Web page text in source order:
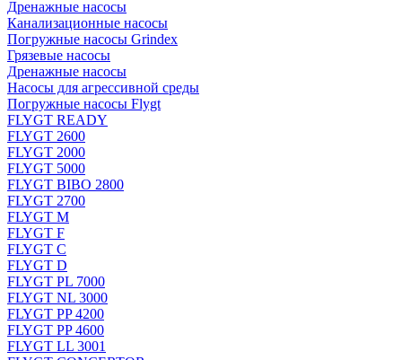
Дренажные насосы
Канализационные насосы
Погружные насосы Grindex
Грязевые насосы
Дренажные насосы
Насосы для агрессивной среды
Погружные насосы Flygt
FLYGT READY
FLYGT 2600
FLYGT 2000
FLYGT 5000
FLYGT BIBO 2800
FLYGT 2700
FLYGT M
FLYGT F
FLYGT C
FLYGT D
FLYGT PL 7000
FLYGT NL 3000
FLYGT PP 4200
FLYGT PP 4600
FLYGT LL 3001